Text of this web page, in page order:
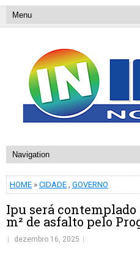
HOME » CIDADE , GOVERNO
Ipu será
m² de asfalto pelo
dezembro 16, 2025